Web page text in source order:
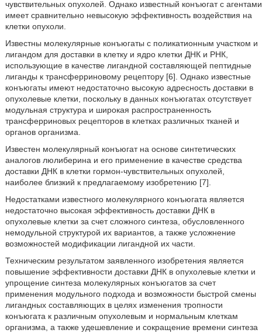
чувствительных опухолей. Однако известный конъюгат с агентами
имеет сравнительно невысокую эффективность воздействия на
клетки опухоли.
Известны молекулярные конъюгаты с поликатионным участком и
лигандом для доставки в клетку и ядро клетки ДНК и РНК,
использующие в качестве лигандной составляющей пептидные
лиганды к трансферриновому рецептору [6]. Однако известные
конъюгаты имеют недостаточно высокую адресность доставки в
опухолевые клетки, поскольку в данных конъюгатах отсутствует
модульная структура и широкая распространенность
трансферриновых рецепторов в клетках различных тканей и
органов организма.
Известен молекулярный конъюгат на основе синтетических
аналогов люлиберина и его применение в качестве средства
доставки ДНК в клетки гормон-чувствительных опухолей,
наиболее близкий к предлагаемому изобретению [7].
Недостатками известного молекулярного конъюгата является
недостаточно высокая эффективность доставки ДНК в
опухолевые клетки за счет сложного синтеза, обусловленного
немодульной структурой их вариантов, а также усложнение
возможностей модификации лигандной их части.
Техническим результатом заявленного изобретения является
повышение эффективности доставки ДНК в опухолевые клетки и
упрощение синтеза молекулярных конъюгатов за счет
применения модульного подхода и возможности быстрой смены
лигандных составляющих в целях изменения тропности
конъюгата к различным опухолевым и нормальным клеткам
организма, а также удешевление и сокращение времени синтеза